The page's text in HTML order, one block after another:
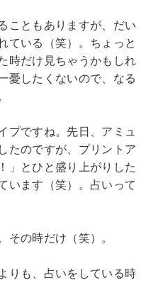
こともありますが、だい
ている（笑）。ちょっと
時だけ見ちゃうかもしれ
憂したくないので、なる
プですね。先日、アミュ
たのですが、プリントア
」とひと盛り上がりした
います（笑）。占いって
その時だけ（笑）。
りも、占いをしている時